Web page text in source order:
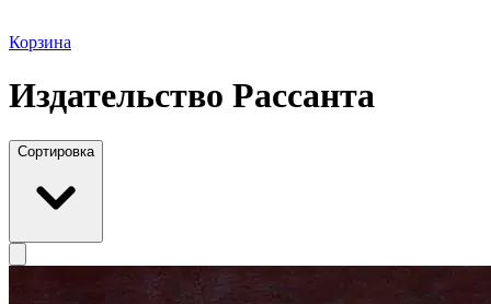
Корзина
Издательство Рассанта
Сортировка